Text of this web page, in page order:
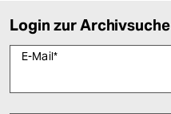
Login zur Archivsuche
E-Mail*